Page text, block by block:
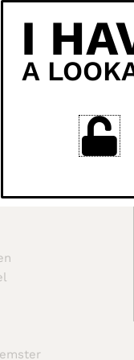
in de
Haag
I
A